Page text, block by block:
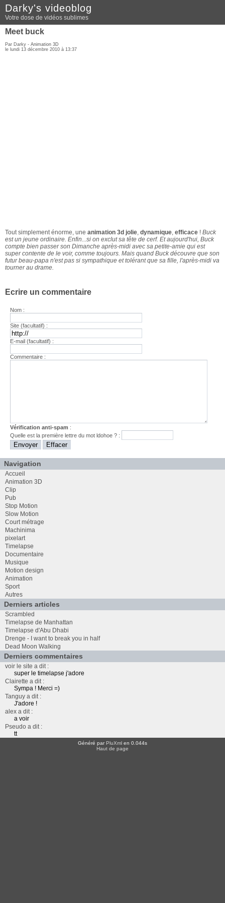
Darky's videoblog
Votre dose de vidéos sublimes
Meet buck
Par Darky - Animation 3D
le lundi 13 décembre 2010 à 13:37
Tout simplement énorme, une animation 3d jolie, dynamique, efficace ! Buck
est un jeune ordinaire. Enfin...si on exclut sa tête de cerf. Et aujourd'hui, Buck
compte bien passer son Dimanche après-midi avec sa petite-amie qui est
super contente de le voir, comme toujours. Mais quand Buck découvre que son
futur beau-papa n'est pas si sympathique et tolérant que sa fille, l'après-midi va
tourner au drame.
Ecrire un commentaire
Nom :
Site (facultatif) :
E-mail (facultatif) :
Commentaire :
Vérification anti-spam :
Quelle est lapremière lettre du motldohoe ? :
Navigation
Accueil
Animation 3D
Clip
Pub
Stop Motion
Slow Motion
Court métrage
Machinima
pixelart
Timelapse
Documentaire
Musique
Motion design
Animation
Sport
Autres
Derniers articles
Scrambled
Timelapse de Manhattan
Timelapse d'Abu Dhabi
Drenge - I want to break you in half
Dead Moon Walking
Derniers commentaires
voir le site a dit :
super le timelapse j'adore
Clairette a dit :
Sympa ! Merci =)
Tanguy a dit :
J'adore !
alex a dit :
a voir
Pseudo a dit :
tt
Généré parPluXml en 0.044s
Haut de page